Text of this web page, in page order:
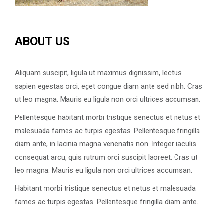
ABOUT US
Aliquam suscipit, ligula ut maximus dignissim, lectus
sapien egestas orci, eget congue diam ante sed nibh. Cras
ut leo magna. Mauris eu ligula non orci ultrices accumsan.
Pellentesque habitant morbi tristique senectus et netus et
malesuada fames ac turpis egestas. Pellentesque fringilla
diam ante, in lacinia magna venenatis non. Integer iaculis
consequat arcu, quis rutrum orci suscipit laoreet. Cras ut
leo magna. Mauris eu ligula non orci ultrices accumsan.
Habitant morbi tristique senectus et netus et malesuada
fames ac turpis egestas. Pellentesque fringilla diam ante,